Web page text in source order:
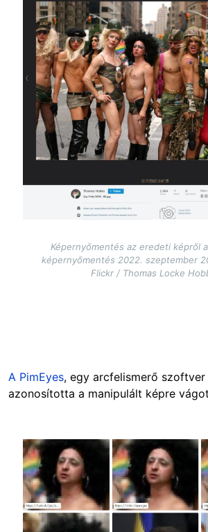
Képernyőmentés az eredeti képről
képernyőmentés 2022. szeptember
Flickr / Thomas Locke
A PimEyes, egy arcfelismerő szoftver
azonosította a manipulált képre
Image